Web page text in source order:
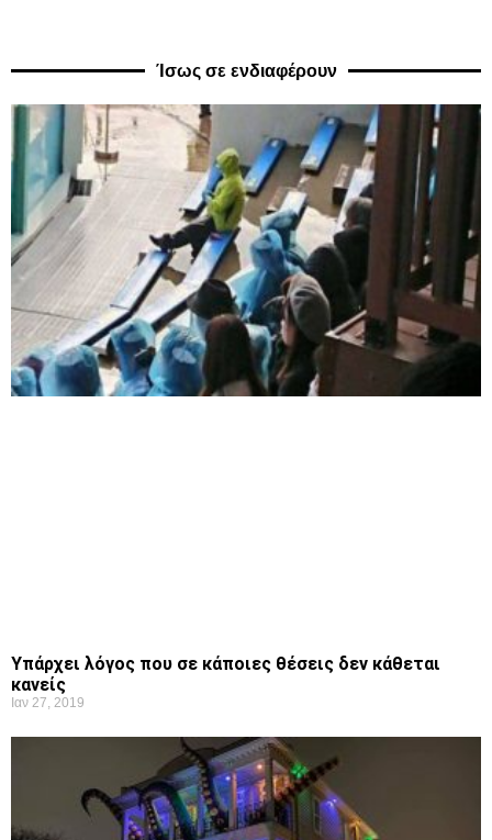
Ίσως σε ενδιαφέρουν
Υπάρχει λόγος που σε κάποιες θέσεις δεν κάθεται
κανείς
Ιαν 27, 2019